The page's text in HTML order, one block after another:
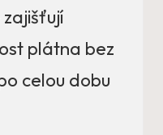
zajišťují
plátna bez
celou dobu